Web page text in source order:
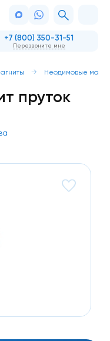
+7 (800) 350-31-51
Перезвоните мне
Неодимовые
пруток